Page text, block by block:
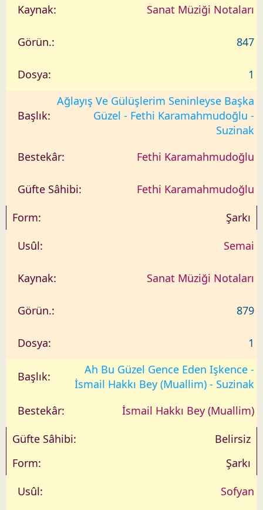
Sanat Müziği Notaları
847
1
Ağlayış Ve Gülüşlerim Seninleyse Başka
Güzel - Fethi Karamahmudoğlu -
Suzinak
Fethi Karamahmudoğlu
Fethi Karamahmudoğlu
Şarkı
Semai
Sanat Müziği Notaları
879
1
Ah Bu Güzel Gence Eden Işkence -
İsmail Hakkı Bey (Muallim) - Suzinak
İsmail Hakkı Bey (Muallim)
Belirsiz
Şarkı
Sofyan